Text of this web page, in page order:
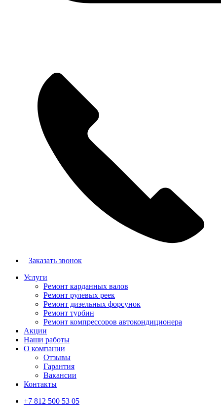
Заказать звонок
Услуги
Ремонт карданных валов
Ремонт рулевых реек
Ремонт дизельных форсунок
Ремонт турбин
Ремонт компрессоров автокондиционера
Акции
Наши работы
О компании
Отзывы
Гарантия
Вакансии
Контакты
+7 812 500 53 05